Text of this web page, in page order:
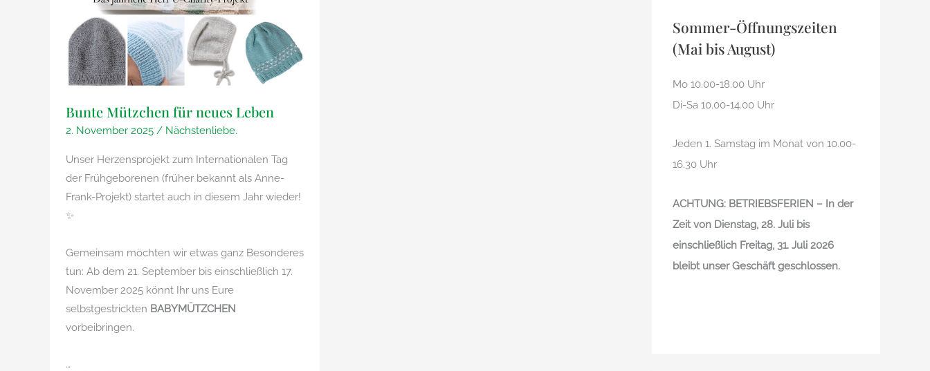
Bunte Mützchen für neues Leben
2. November 2025 / Nächstenliebe.
Unser Herzensprojekt zum Internationalen Tag
der Frühgeborenen (früher bekannt als Anne-
Frank-Projekt) startet auch in diesem Jahr wieder!
✨
Gemeinsam möchten wir etwas ganz Besonderes
tun: Ab dem 21. September bis einschließlich 17.
November 2025 könnt Ihr uns Eure
selbstgestrickten BABYMÜTZCHEN
vorbeibringen.
…
Sommer-Öffnungszeiten
(Mai bis August)
Mo 10.00-18.00 Uhr
Di-Sa 10.00-14.00 Uhr
Jeden 1. Samstag im Monat von 10.00-
16.30 Uhr
ACHTUNG: BETRIEBSFERIEN – In der
Zeit von Dienstag, 28. Juli bis
einschließlich Freitag, 31. Juli 2026
bleibt unser Geschäft geschlossen.